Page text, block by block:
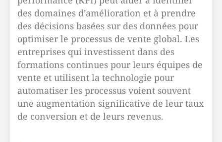
des domaines d’amélioration et à prendre
des décisions basées sur des données pour
optimiser le processus de vente global. Les
entreprises qui investissent dans des
formations continues pour leurs équipes de
vente et utilisent la technologie pour
automatiser les processus voient souvent
une augmentation significative de leur taux
de conversion et de leurs revenus.